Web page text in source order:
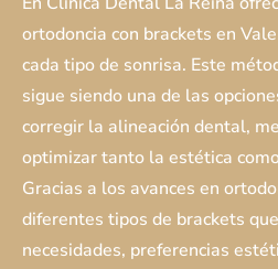
ortodoncia con brackets en
cada tipo de sonrisa. Este
sigue siendo una de las
corregir la alineación dental,
optimizar tanto la estética
Gracias a los avances en
diferentes tipos de brackets
necesidades, preferencias